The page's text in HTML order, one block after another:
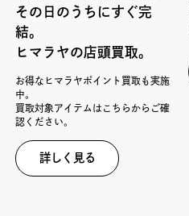
その日のうちにすぐ完
結。
ヒマラヤの店頭買取。
お得なヒマラヤポイント買取も実施
中。
買取対象アイテムはこちらからご確
認ください。
詳しく見る